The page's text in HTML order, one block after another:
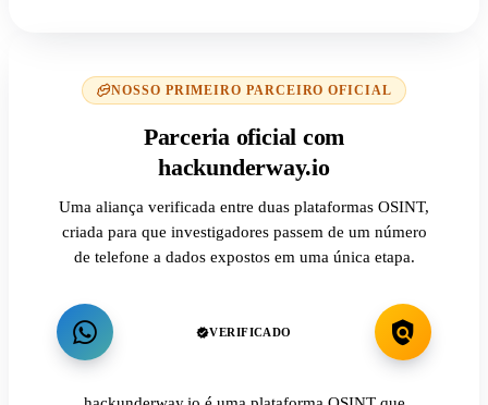
NOSSO PRIMEIRO PARCEIRO OFICIAL
Parceria oficial com
hackunderway.io
Uma aliança verificada entre duas plataformas OSINT,
criada para que investigadores passem de um número
de telefone a dados expostos em uma única etapa.
VERIFICADO